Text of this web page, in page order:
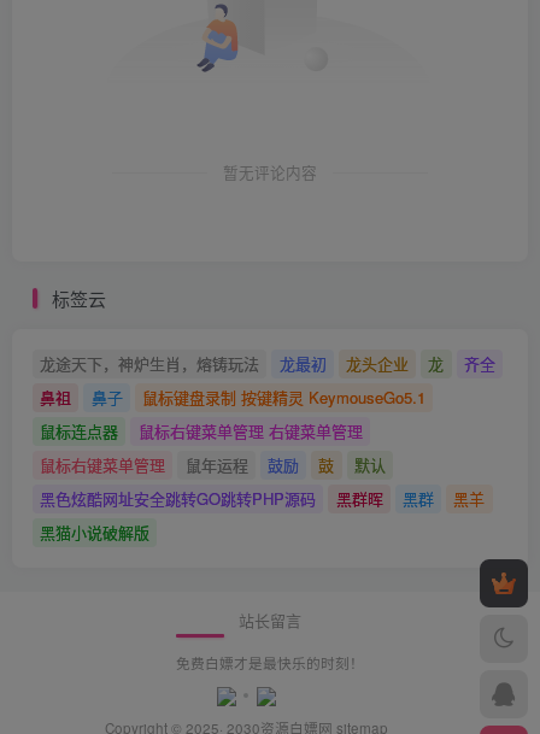
暂无评论内容
标签云
龙途天下，神炉生肖，熔铸玩法 龙最初 龙头企业 龙
齐全
鼻祖
鼻子
鼠标键盘录制 按键精灵 KeymouseGo5.1
鼠标连点器
鼠标右键菜单管理 右键菜单管理
鼠标右键菜单管理
鼠年运程 鼓励 鼓
默认
黑色炫酷网址安全跳转GO跳转PHP源码
黑群晖 黑群
黑羊
黑猫小说破解版
站长留言
免费白嫖才是最快乐的时刻！
Copyright © 2025· 2030资源白嫖网 sitemap